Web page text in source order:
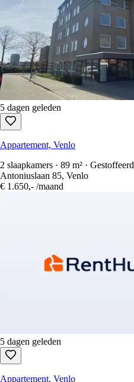
5 dagen geleden
Appartement, Venlo
2 slaapkamers · 89 m² · Gestoffeerd
Antoniuslaan 85, Venlo
€ 1.650,- /maand
5 dagen geleden
Appartement, Venlo